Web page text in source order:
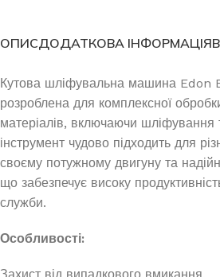
ОПИСДОДАТКОВА ІНФОРМАЦІЯ
Кутова шліфувальна машина Edon
розроблена для комплексної
матеріалів, включаючи шліфування
інструмент чудово підходить для
своєму потужному двигуну та
що забезпечує високу
служби.
Особливості: